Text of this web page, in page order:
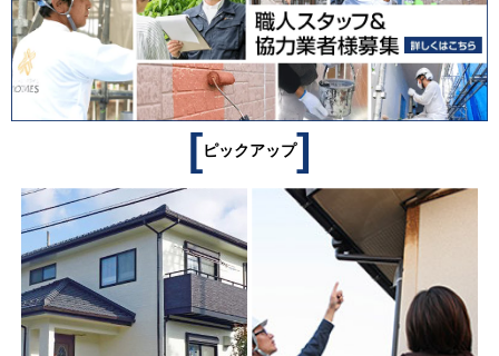
[ピックアップ]